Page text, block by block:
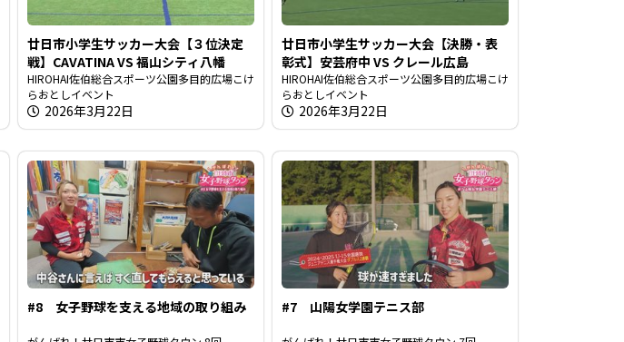
廿日市小学生サッカー大会【３位決定
戦】CAVATINA VS 福山シティ八幡
HIROHAI佐伯総合スポーツ公園多目的広場こけ
らおとしイベント
2026年3月22日
廿日市小学生サッカー大会【決勝・表
彰式】安芸府中 VS クレール広島
HIROHAI佐伯総合スポーツ公園多目的広場こけ
らおとしイベント
2026年3月22日
#8 女子野球を支える地域の取り組み #7 山陽女学園テニス部